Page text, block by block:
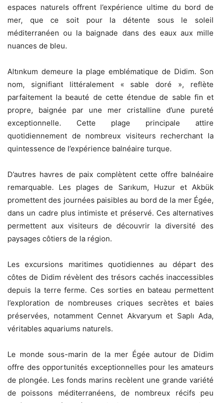
espaces naturels offrent l’expérience ultime du bord de
mer, que ce soit pour la détente sous le soleil
méditerranéen ou la baignade dans des eaux aux mille
nuances de bleu.
Altınkum demeure la plage emblématique de Didim. Son
nom, signifiant littéralement « sable doré », reflète
parfaitement la beauté de cette étendue de sable fin et
propre, baignée par une mer cristalline d’une pureté
exceptionnelle. Cette plage principale attire
quotidiennement de nombreux visiteurs recherchant la
quintessence de l’expérience balnéaire turque.
D’autres havres de paix complètent cette offre balnéaire
remarquable. Les plages de Sarıkum, Huzur et Akbük
promettent des journées paisibles au bord de la mer Égée,
dans un cadre plus intimiste et préservé. Ces alternatives
permettent aux visiteurs de découvrir la diversité des
paysages côtiers de la région.
Les excursions maritimes quotidiennes au départ des
côtes de Didim révèlent des trésors cachés inaccessibles
depuis la terre ferme. Ces sorties en bateau permettent
l’exploration de nombreuses criques secrètes et baies
préservées, notamment Cennet Akvaryum et Saplı Ada,
véritables aquariums naturels.
Le monde sous-marin de la mer Égée autour de Didim
offre des opportunités exceptionnelles pour les amateurs
de plongée. Les fonds marins recèlent une grande variété
de poissons méditerranéens, de nombreux récifs peu